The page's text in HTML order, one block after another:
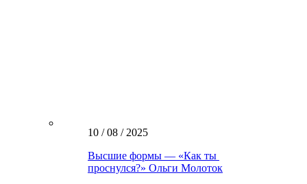
10 / 08 / 2025
Высшие формы — «Как ты
проснулся?» Ольги Молоток